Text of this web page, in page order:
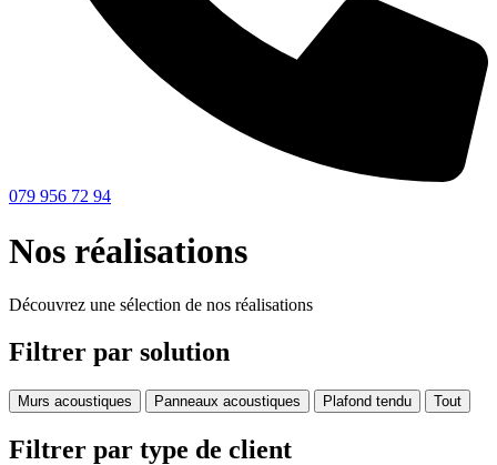
079 956 72 94
Nos réalisations
Découvrez une sélection de nos réalisations
Filtrer par solution
Murs acoustiques Panneaux acoustiques Plafond tendu Tout
Filtrer par type de client